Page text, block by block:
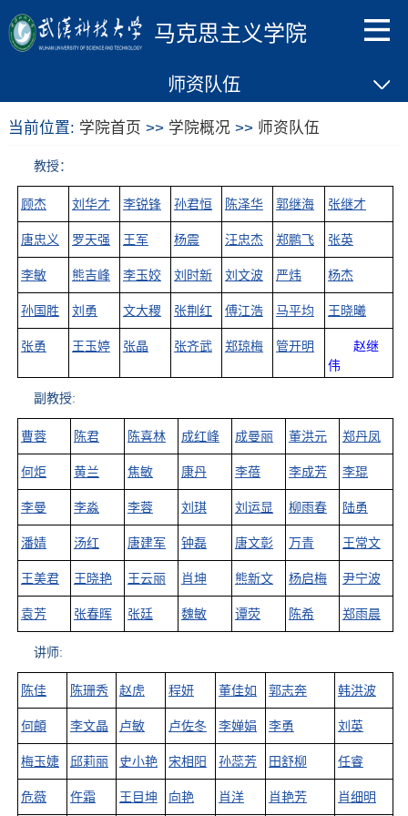
马克思主义学院
师资队伍
当前位置: 学院首页 >> 学院概况>> 师资队伍
教授：
顾杰 刘华才 李锐锋 孙君恒 陈泽华 郭继海 张继才
唐忠义 罗天强 王军 杨震 汪忠杰 郑鹏飞 张英
李敏 熊吉峰 李玉姣 刘时新 刘文波 严炜 杨杰
孙国胜 刘勇 文大稷 张荆红 傅江浩 马平均 王晓曦
张勇 王玉婷 张晶 张齐武 郑琼梅 管开明
赵继
伟
副教授:
曹蓉 陈君 陈喜林 成红峰 成曼丽 董洪元 郑丹凤
何炬 黄兰 焦敏 康丹 李蓓 李成芳 李琨
李曼 李淼 李蓉 刘琪 刘运显 柳雨春 陆勇
潘婧 汤红 唐建军 钟磊 唐文彰 万青 王常文
王美君 王晓艳 王云丽 肖坤 熊新文 杨启梅 尹宁波
袁芳 张春晖 张廷 魏敏 谭荧 陈希 郑雨晨
讲师:
陈佳 陈珊秀 赵虎 程妍 董佳如 郭志奔 韩洪波
何頔 李文晶 卢敏 卢佐冬 李婵娟 李勇 刘英
梅玉婕 邱莉丽 史小艳 宋相阳 孙蕊芳 田舒柳 任睿
危薇 仵霜 王目坤 向艳 肖洋 肖艳芳 肖细明